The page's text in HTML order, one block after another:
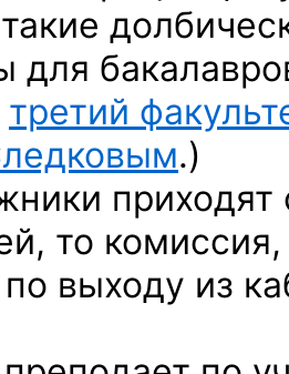
для
третий
.)
приходят
то
выходу из